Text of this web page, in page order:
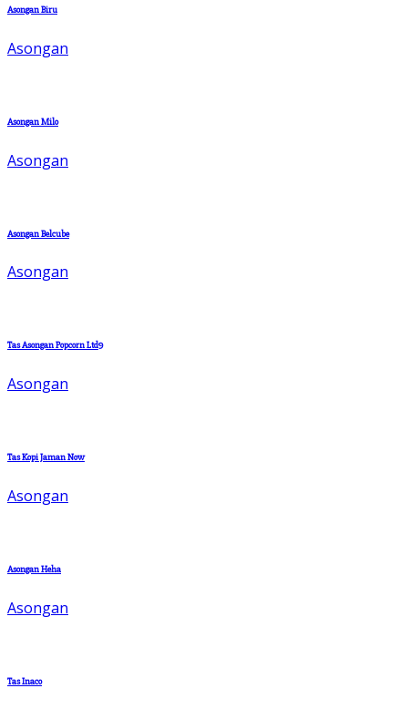
Asongan Biru
Asongan
Asongan Milo
Asongan
Asongan Belcube
Asongan
Tas Asongan Popcorn Ltd9
Asongan
Tas Kopi Jaman Now
Asongan
Asongan Heha
Asongan
Tas Inaco